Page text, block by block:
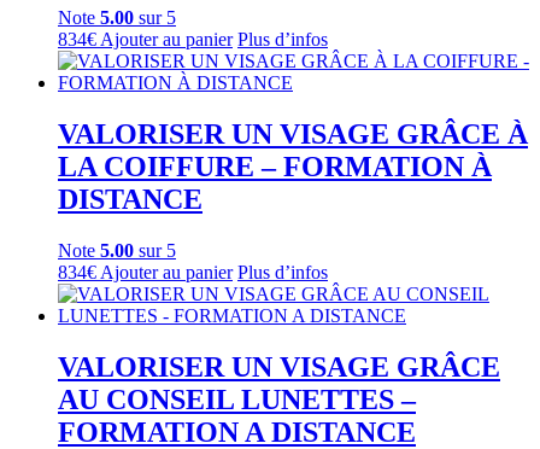
Note 5.00 sur 5
834€ Ajouter au panier Plus d’infos
VALORISER UN VISAGE GRÂCE À
LA COIFFURE – FORMATION À
DISTANCE
Note 5.00 sur 5
834€ Ajouter au panier Plus d’infos
VALORISER UN VISAGE GRÂCE
AU CONSEIL LUNETTES –
FORMATION A DISTANCE